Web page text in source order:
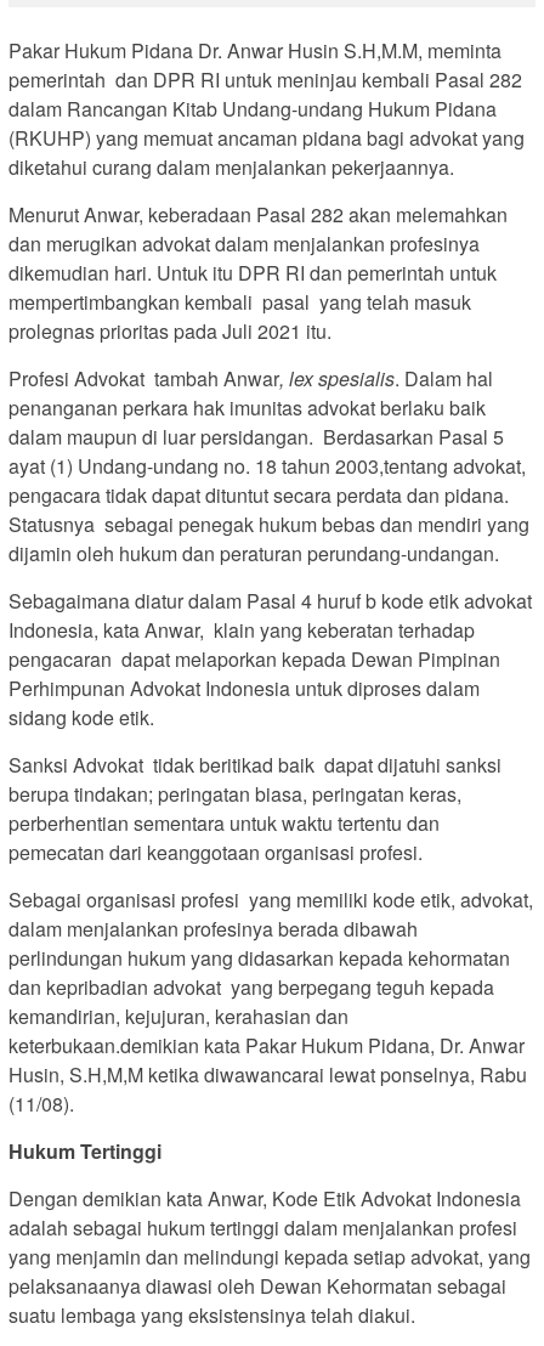
Pakar Hukum Pidana Dr. Anwar Husin S.H,M.M, meminta
pemerintah dan DPR RI untuk meninjau kembali Pasal 282
dalam Rancangan Kitab Undang-undang Hukum Pidana
(RKUHP) yang memuat ancaman pidana bagi advokat yang
diketahui curang dalam menjalankan pekerjaannya.
Menurut Anwar, keberadaan Pasal 282 akan melemahkan
dan merugikan advokat dalam menjalankan profesinya
dikemudian hari. Untuk itu DPR RI dan pemerintah untuk
mempertimbangkan kembali pasal yang telah masuk
prolegnas prioritas pada Juli 2021 itu.
Profesi Advokat tambah Anwar, lex spesialis. Dalam hal
penanganan perkara hak imunitas advokat berlaku baik
dalam maupun di luar persidangan. Berdasarkan Pasal 5
ayat (1) Undang-undang no. 18 tahun 2003,tentang advokat,
pengacara tidak dapat dituntut secara perdata dan pidana.
Statusnya sebagai penegak hukum bebas dan mendiri yang
dijamin oleh hukum dan peraturan perundang-undangan.
Sebagaimana diatur dalam Pasal 4 huruf b kode etik advokat
Indonesia, kata Anwar, klain yang keberatan terhadap
pengacaran dapat melaporkan kepada Dewan Pimpinan
Perhimpunan Advokat Indonesia untuk diproses dalam
sidang kode etik.
Sanksi Advokat tidak beritikad baik dapat dijatuhi sanksi
berupa tindakan; peringatan biasa, peringatan keras,
perberhentian sementara untuk waktu tertentu dan
pemecatan dari keanggotaan organisasi profesi.
Sebagai organisasi profesi yang memiliki kode etik, advokat,
dalam menjalankan profesinya berada dibawah
perlindungan hukum yang didasarkan kepada kehormatan
dan kepribadian advokat yang berpegang teguh kepada
kemandirian, kejujuran, kerahasian dan
keterbukaan.demikian kata Pakar Hukum Pidana, Dr. Anwar
Husin, S.H,M,M ketika diwawancarai lewat ponselnya, Rabu
(11/08).
Hukum Tertinggi
Dengan demikian kata Anwar, Kode Etik Advokat Indonesia
adalah sebagai hukum tertinggi dalam menjalankan profesi
yang menjamin dan melindungi kepada setiap advokat, yang
pelaksanaanya diawasi oleh Dewan Kehormatan sebagai
suatu lembaga yang eksistensinya telah diakui.